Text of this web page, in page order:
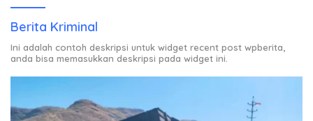
Berita Kriminal
Ini adalah contoh deskripsi untuk widget recent post wpberita,
anda bisa memasukkan deskripsi pada widget ini.